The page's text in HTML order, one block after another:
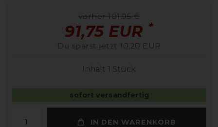
vorher 101,95 €
91,75 EUR *
Du sparst jetzt 10,20 EUR
Inhalt 1 Stück
sofort versandfertig
IN DEN WARENKORB